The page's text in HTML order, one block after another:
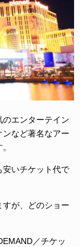
エンターテイン
など著名なアー
安いチケット代で
が、どのショー
／チケッ